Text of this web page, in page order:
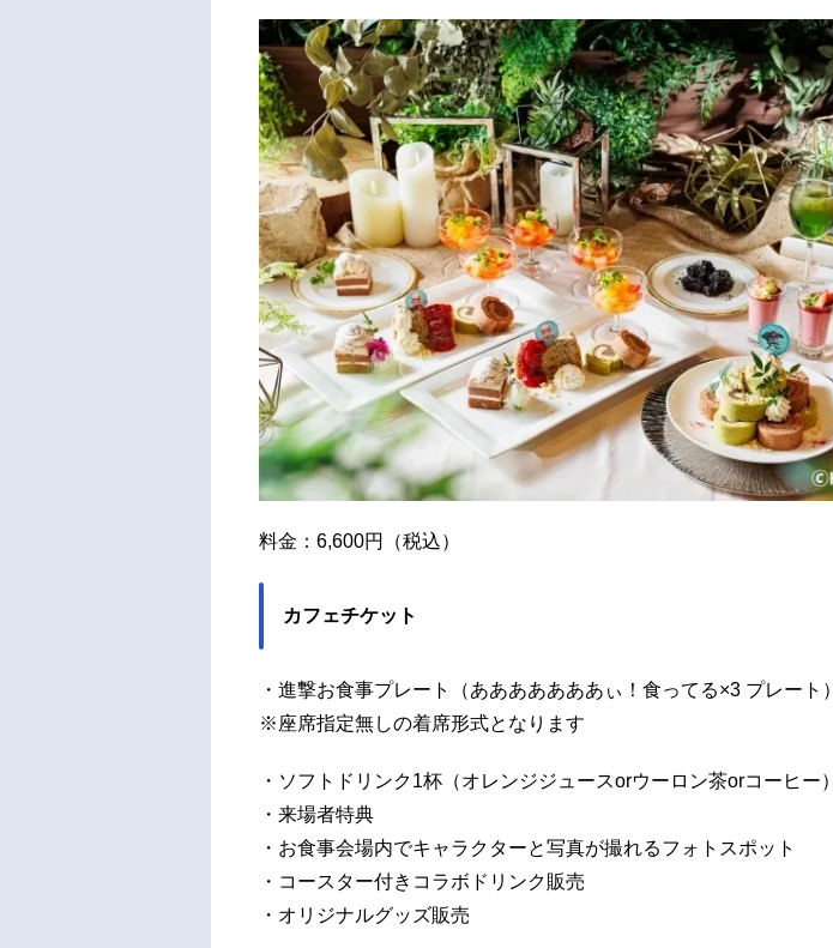
料金：6,600円（税込）
カフェチケット
・進撃お食事プレート（あああああああぃ！食ってる×3 プレート）
※座席指定無しの着席形式となります
・ソフトドリンク1杯（オレンジジュースorウーロン茶orコーヒー）
・来場者特典
・お食事会場内でキャラクターと写真が撮れるフォトスポット
・コースター付きコラボドリンク販売
・オリジナルグッズ販売